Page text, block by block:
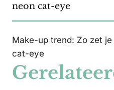
neon cat-eye
Make-up trend: Zo zet
cat-eye